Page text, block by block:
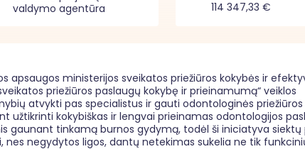
valdymo agentūra
114 347,33 €
apsaugos ministerijos sveikatos priežiūros kokybės ir
priežiūros paslaugų kokybę ir prieinamumą“ veiklos
atvykti pas specialistus ir gauti odontologinės priežiūros
užtikrinti kokybiškas ir lengvai prieinamas odontologijos
gaunant tinkamą burnos gydymą, todėl ši iniciatyva siektų
negydytos ligos, dantų netekimas sukelia ne tik